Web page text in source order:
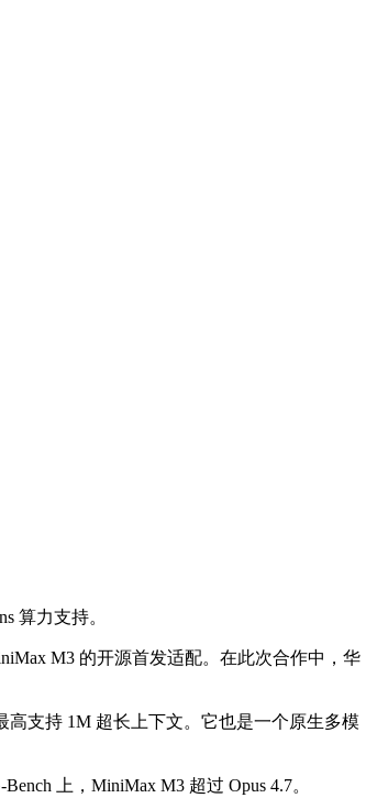
算力支持。
M3 的开源首发适配。在此次合作中，华
高支持 1M 超长上下文。它也是一个原生多模
上，MiniMax M3 超过 Opus 4.7。